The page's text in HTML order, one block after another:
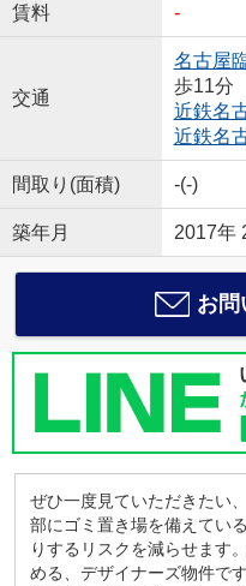
賃料 -
交通
名古屋
歩11分
近鉄名
近鉄名
間取り(面積) -(-)
築年月 2017年
お問
ぜひ一度見ていただきたい
部にゴミ置き場を備えてい
りするリスクを減らせます
める、デザイナーズ物件で